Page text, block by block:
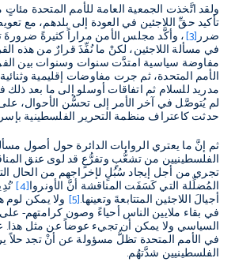
ولقد اتَّخذت الجمعية العامة للأمم المتحدة
تأكيد حقِّ اللاجئين في العودة إلى بلدهم، مع
ضرر[3] ، وأكَّد مجلس الأمن مراراً كثيرةً ضرورةَ
في مسألة اللاجئين، لكنْ ما نُفِّذَ قرارٌ من هذه
مفاوضة سياسية امتدَّت سنوات وسنوات بين
الأمم المتحدة، ثم جرت مفاوضات إقليمية
مدريد للسلام ثم اتفاقات أوسلو إلى ما بعد
لم يُتوصَّل في آخر الأمر إلى تحسُّن الأحوال، على
حدثت كاعتراف منظمة التحرير الفلسطينية
ثم إنَّ ما يعتري الروايات الدائرة حول أصول
الفلسطينيين من تشعُّبٍ وتفرُّعٍ قد لوى عنق
تجري من أجل إيجاد سُبُلٍ لإخراجهم من الحال
المُضلِّلة التي كَسَفَت المناقشة أنَّ الأونروا[4]
أجيالَ اللاجئين المتتابعةَ وتعينها.[5] ولا يمكن لوم
في بقاء ملايين الناس أحياءً وصون كرامتهم- على
السياسي ولا يمكن أن تجيء عوضاً عن مثل هذا.
في الأمم المتحدة تظلُّ مسؤولة عن أنْ تجد حلاً
الفلسطينيين شدَّتهُم.